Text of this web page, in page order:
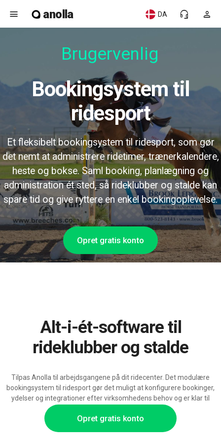
menu anolla person
headset_mic
DA
Brugervenlig
Bookingsystem til
ridesport
Et fleksibelt bookingsystem til ridesport, som gør
det nemt at administrere ridetimer, trænerkalendere,
heste og bokse. Saml booking, planlægning og
administration ét sted, så rideklubber og stalde kan
spare tid og give ryttere en enkel bookingoplevelse.
Opret gratis konto
Opret gratis konto
Alt-i-ét-software til
rideklubber og stalde
Tilpas Anolla til arbejdsgangene på dit ridecenter. Det modulære
bookingsystem til ridesport gør det muligt at konfigurere bookinger,
ydelser og integrationer efter virksomhedens behov og er klar til